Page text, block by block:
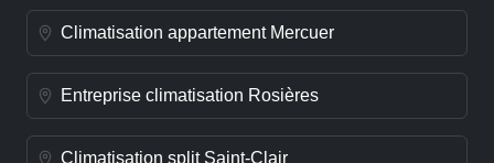
Climatisation appartement Mercuer
Entreprise climatisation Rosières
Climatisation split Saint-Clair